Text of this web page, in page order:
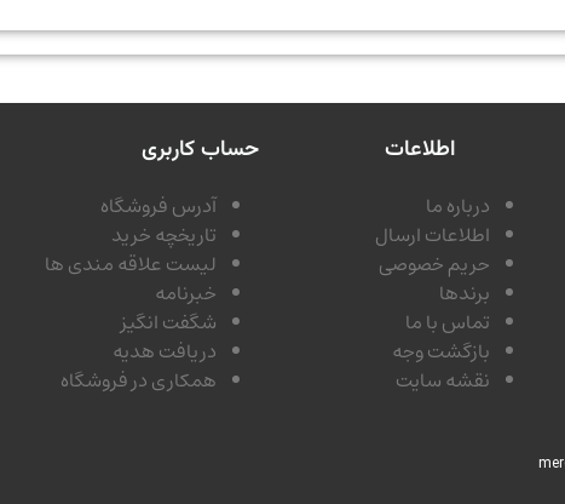
اطلاعات
درباره ما
اطلاعات ارسال
حریم خصوصی
برندها
تماس با ما
بازگشت وجه
نقشه سایت
حساب کاربری
آدرس فروشگاه
تاریخچه خرید
لیست علاقه مندی ها
خبرنامه
شگفت انگیز
دریافت هدیه
همکاری در فروشگاه